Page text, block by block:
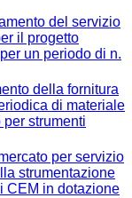
del servizio
il progetto
un periodo di n.
della fornitura
di materiale
strumenti
per servizio
strumentazione
CEM in dotazione